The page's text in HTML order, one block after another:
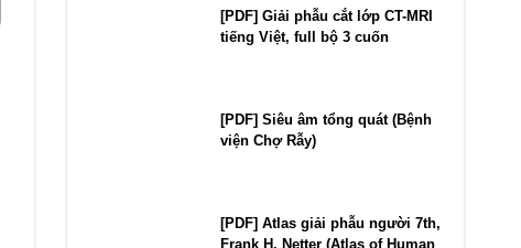
[PDF] Giải phẫu cắt lớp CT-MRI
tiếng Việt, full bộ 3 cuốn
[PDF] Siêu âm tổng quát (Bệnh
viện Chợ Rẫy)
[PDF] Atlas giải phẫu người 7th,
Frank H. Netter (Atlas of Human